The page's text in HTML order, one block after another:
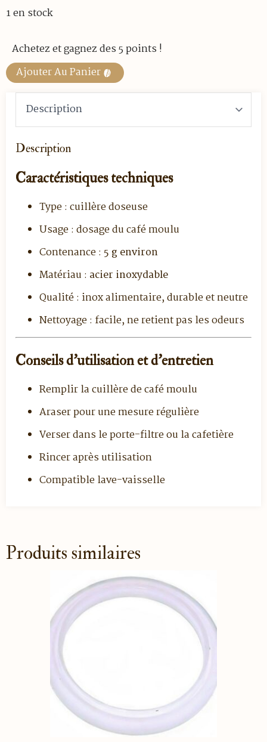
1 en stock
Achetez et gagnez des 5 points !
Ajouter Au Panier
Description
Caractéristiques techniques
Type : cuillère doseuse
Usage : dosage du café moulu
Contenance : 5 g environ
Matériau : acier inoxydable
Qualité : inox alimentaire, durable et neutre
Nettoyage : facile, ne retient pas les odeurs
Conseils d’utilisation et d’entretien
Remplir la cuillère de café moulu
Araser pour une mesure régulière
Verser dans le porte-filtre ou la cafetière
Rincer après utilisation
Compatible lave-vaisselle
Produits similaires